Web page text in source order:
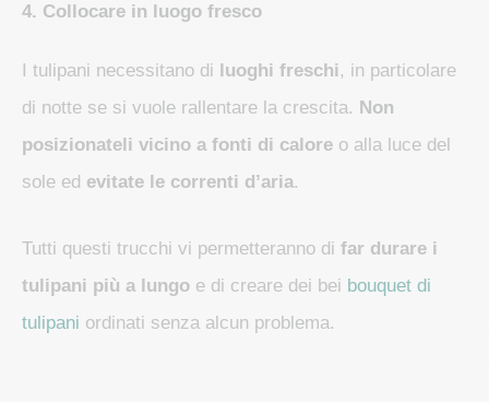
4. Collocare in luogo fresco
I tulipani necessitano di luoghi freschi, in particolare
di notte se si vuole rallentare la crescita. Non
posizionateli vicino a fonti di calore o alla luce del
sole ed evitate le correnti d’aria.
Tutti questi trucchi vi permetteranno di far durare i
tulipani più a lungo e di creare dei bei bouquet di
tulipani ordinati senza alcun problema.